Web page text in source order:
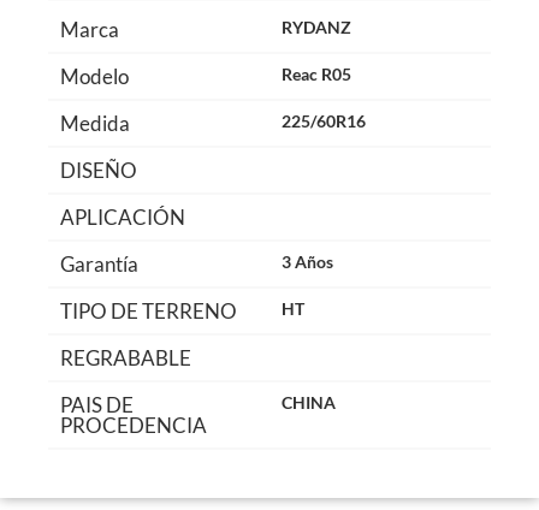
Marca RYDANZ
Modelo Reac R05
Medida 225/60R16
DISEÑO
APLICACIÓN
Garantía
3 Años
TIPO DE TERRENO HT
REGRABABLE
PAIS DE
PROCEDENCIA
CHINA